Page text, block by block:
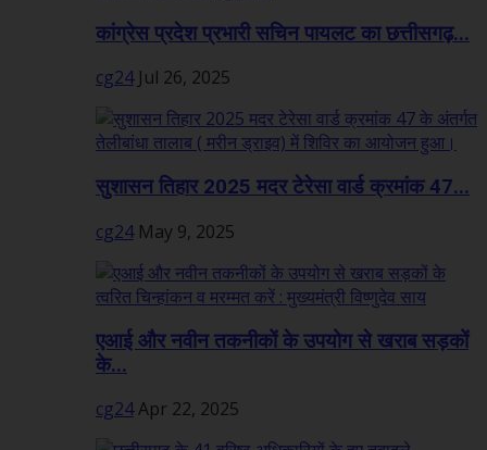
कांग्रेस प्रदेश प्रभारी सचिन पायलट का छत्तीसगढ़...
cg24 Jul 26, 2025
सुशासन तिहार 2025 मदर टेरेसा वार्ड क्रमांक 47...
cg24 May 9, 2025
एआई और नवीन तकनीकों के उपयोग से खराब सड़कों
के...
cg24Apr 22, 2025